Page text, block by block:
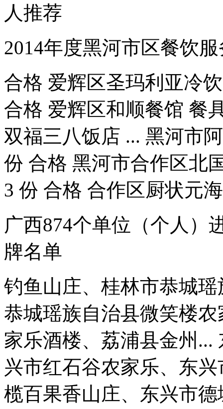
人推荐
2014年度黑河市区餐饮
合格 爱辉区圣玛利亚冷
合格 爱辉区和顺餐馆 餐
双福三八饭店 ... 黑河市
份 合格 黑河市合作区北
3 份 合格 合作区厨状元
广西874个单位（个人）
牌名单
钓鱼山庄、桂林市恭城
恭城瑶族自治县微笑楼
家乐酒楼、荔浦县金州
兴市红石谷农家乐、东
榄百果香山庄、东兴市